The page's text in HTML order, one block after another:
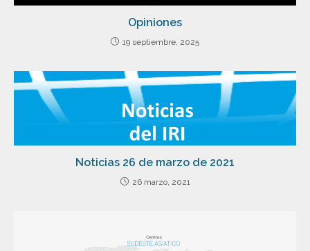
Opiniones
19 septiembre, 2025
Noticias 26 de marzo de 2021
26 marzo, 2021